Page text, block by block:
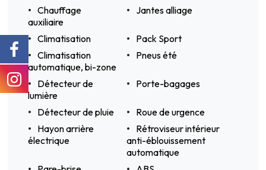
Chauffage
auxiliaire
Jantes alliage
Climatisation
Pack Sport
Climatisation
automatique, bi-zone
Pneus été
Détecteur de
lumière
Porte-bagages
Détecteur de pluie
Roue de urgence
Hayon arrière
électrique
Rétroviseur intérieur
anti-éblouissement
automatique